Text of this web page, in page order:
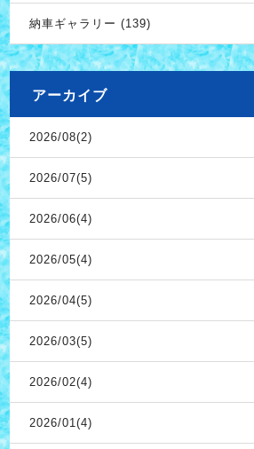
納車ギャラリー (139)
アーカイブ
2026/08(2)
2026/07(5)
2026/06(4)
2026/05(4)
2026/04(5)
2026/03(5)
2026/02(4)
2026/01(4)